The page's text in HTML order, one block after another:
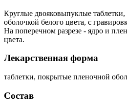
Круглые двояковыпуклые
оболочкой белого цвета, с
На поперечном разрезе - ядро и
цвета.
Лекарственная форма
таблетки, покрытые пленочной
Состав